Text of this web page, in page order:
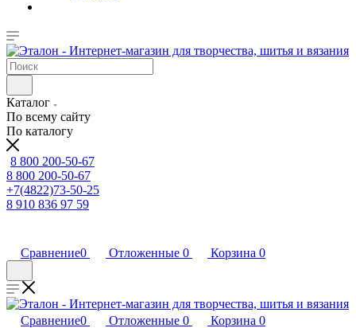
Каталог
По всему сайту
По каталогу
8 800 200-50-67
8 800 200-50-67
+7(4822)73-50-25
8 910 836 97 59
Сравнение0 Отложенные 0 Корзина 0
Сравнение0 Отложенные 0 Корзина 0